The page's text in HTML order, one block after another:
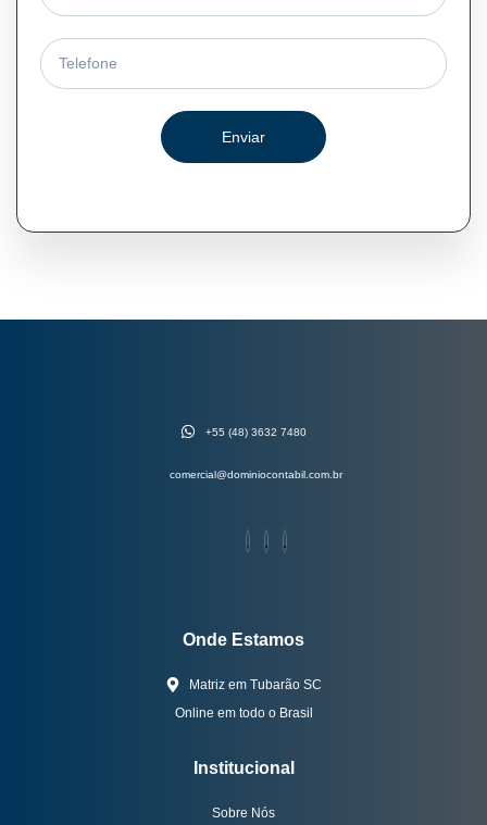
Enviar
+55 (48) 3632 7480
comercial@dominiocontabil.com.br
Onde Estamos
Matriz em Tubarão SC
Online em todo o Brasil
Institucional
Sobre Nós